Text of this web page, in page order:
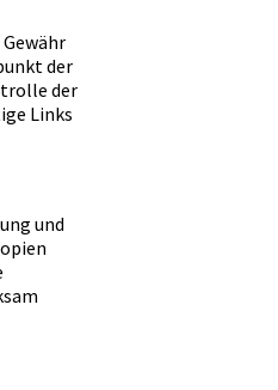
der
der
Links
und